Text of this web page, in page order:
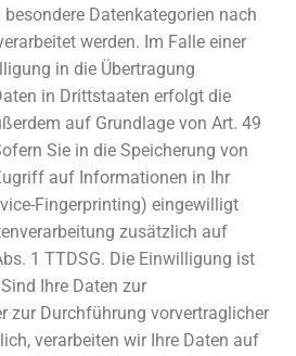
besondere Datenkategorien nach
werden. Im Falle einer
in die Übertragung
in Drittstaaten erfolgt die
auf Grundlage von Art. 49
Sie in die Speicherung von
auf Informationen in Ihr
Fingerprinting) eingewilligt
zusätzlich auf
1 TTDSG. Die Einwilligung ist
Ihre Daten zur
zur Durchführung vorvertraglicher
verarbeiten wir Ihre Daten auf